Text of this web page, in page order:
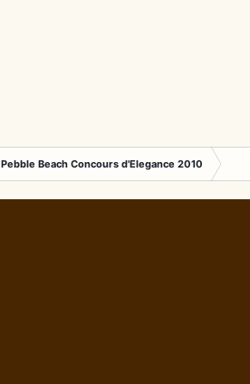
Pebble Beach Concours d'Elegance 2010